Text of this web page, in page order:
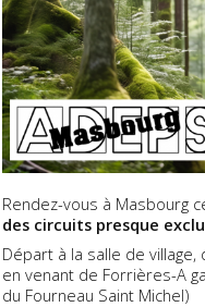
Rendez-vous à Masbourg
des circuits presque
Départ à la salle de
en venant de Forrières-A
du Fourneau Saint Michel)